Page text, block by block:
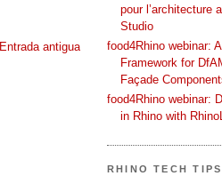
Entrada antigua
pour l’architecture
Studio
food4Rhino webinar:
Framework for
Façade
food4Rhino webinar:
in Rhino with
RHINO TECH TIPS